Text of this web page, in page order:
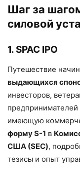
Шаг за
силовой
1. SPAC IPO
Путешествие
выдающихся
инвесторов,
имеющую
форму S-1 в
США (SEC),
тезисы и опыт